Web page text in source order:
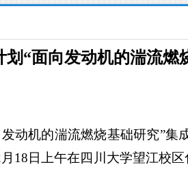
“面向发动机的湍流燃
机的湍流燃烧基础研究”集
18日上午在四川大学望江校